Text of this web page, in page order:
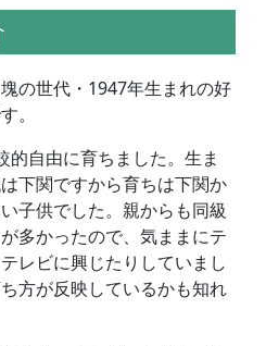
の世代・1947年生まれの好
。
的自由に育ちました。生ま
下関ですから育ちは下関か
子供でした。親からも同級
多かったので、気ままにテ
レビに興じたりしていまし
方が反映しているかも知れ